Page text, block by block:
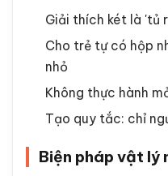
Giải thích két là 'tủ
Cho trẻ tự có hộp
nhỏ
Không thực hành
Tạo quy tắc: chỉ
Biện pháp vật lý